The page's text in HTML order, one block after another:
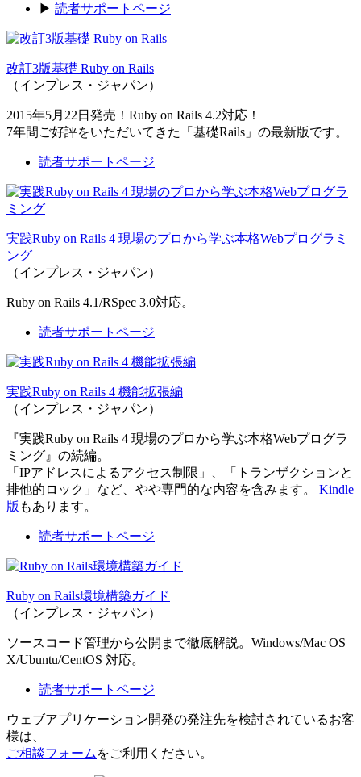
▶ 読者サポートページ
改訂3版基礎 Ruby on Rails
（インプレス・ジャパン）
2015年5月22日発売！Ruby on Rails 4.2対応！
7年間ご好評をいただいてきた「基礎Rails」の最新版です。
読者サポートページ
実践Ruby on Rails 4 現場のプロから学ぶ本格Webプログラミ
ング
（インプレス・ジャパン）
Ruby on Rails 4.1/RSpec 3.0対応。
読者サポートページ
実践Ruby on Rails 4 機能拡張編
（インプレス・ジャパン）
『実践Ruby on Rails 4 現場のプロから学ぶ本格Webプログラ
ミング』の続編。
「IPアドレスによるアクセス制限」、「トランザクションと
排他的ロック」など、やや専門的な内容を含みます。 Kindle
版 もあります。
読者サポートページ
Ruby on Rails環境構築ガイド
（インプレス・ジャパン）
ソースコード管理から公開まで徹底解説。Windows/Mac OS
X/Ubuntu/CentOS 対応。
読者サポートページ
ウェブアプリケーション開発の発注先を検討されているお客
様は、
ご相談フォーム をご利用ください。